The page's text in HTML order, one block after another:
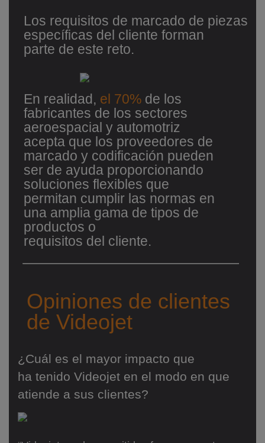
Los requisitos de marcado de piezas
específicas del cliente forman
parte de este reto.
En realidad, el 70% de los
fabricantes de los sectores
aeroespacial y automotriz
acepta que los proveedores de
marcado y codificación pueden
ser de ayuda proporcionando
soluciones flexibles que
permitan cumplir las normas en
una amplia gama de tipos de
productos o
requisitos del cliente.
Opiniones de clientes
de Videojet
¿Cuál es el mayor impacto que
ha tenido Videojet en el modo en que
atiende a sus clientes?